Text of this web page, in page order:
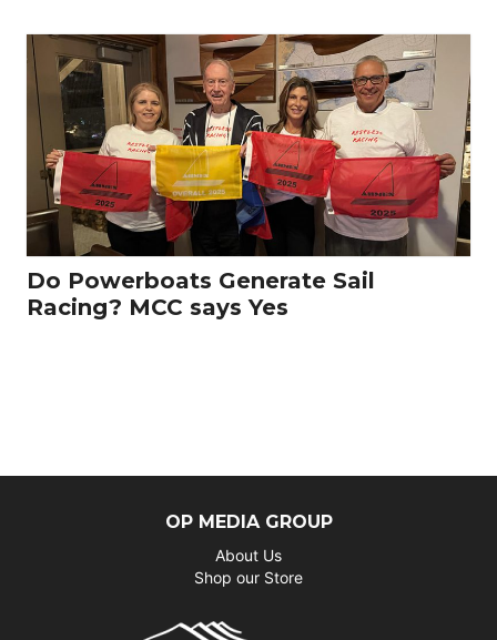
Do Powerboats Generate Sail
Racing? MCC says Yes
OP MEDIA GROUP
About Us
Shop our Store